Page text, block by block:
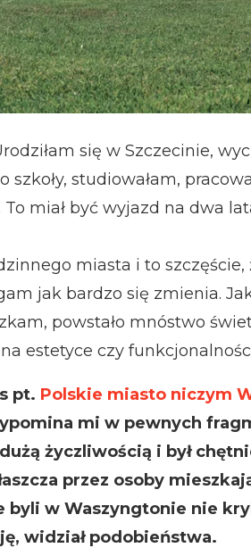
się w Szczecinie,
studiowałam,
miał być wyjazd na dwa
miasta i to szczęście,
jak bardzo się zmienia.
powstało mnóstwo
estetyce czy
pt. Polskie miasto niczym
mi w pewnych
życzliwością i był
przez osoby
byli w Waszyngtonie nie
widział podobieństwa.